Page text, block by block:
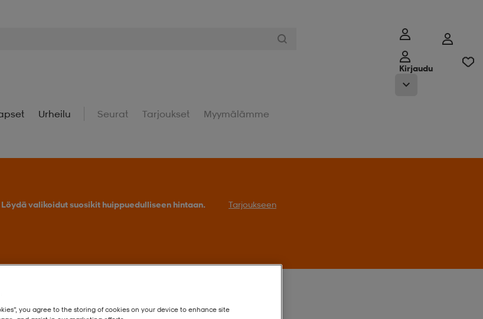
Kirjaudu
Urheilu Seurat Tarjoukset Myymälämme
Löydä valikoidut suosikit huippuedulliseen hintaan. Tarjoukseen
you agree to the storing of cookies on your device to enhance site